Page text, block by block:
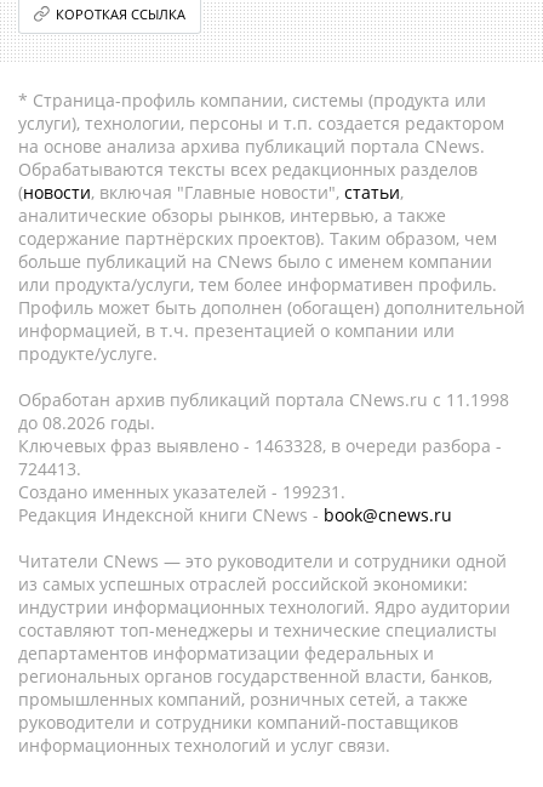
КОРОТКАЯ ССЫЛКА
* Страница-профиль компании, системы (продукта или
услуги), технологии, персоны и т.п. создается редактором
на основе анализа архива публикаций портала CNews.
Обрабатываются тексты всех редакционных разделов
(новости, включая "Главные новости", статьи,
аналитические обзоры рынков, интервью, а также
содержание партнёрских проектов). Таким образом, чем
больше публикаций на CNews было с именем компании
или продукта/услуги, тем более информативен профиль.
Профиль может быть дополнен (обогащен) дополнительной
информацией, в т.ч. презентацией о компании или
продукте/услуге.
Обработан архив публикаций портала CNews.ru c 11.1998
до 08.2026 годы.
Ключевых фраз выявлено - 1463328, в очереди разбора -
724413.
Создано именных указателей - 199231.
Редакция Индексной книги CNews - book@cnews.ru
Читатели CNews — это руководители и сотрудники одной
из самых успешных отраслей российской экономики:
индустрии информационных технологий. Ядро аудитории
составляют топ-менеджеры и технические специалисты
департаментов информатизации федеральных и
региональных органов государственной власти, банков,
промышленных компаний, розничных сетей, а также
руководители и сотрудники компаний-поставщиков
информационных технологий и услуг связи.